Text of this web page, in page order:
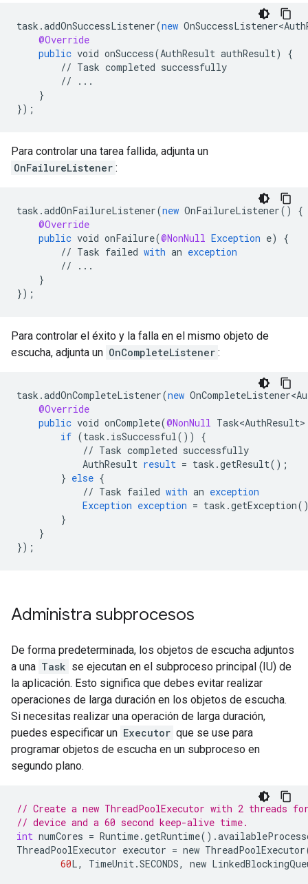
task .addOnSuccessListener(new
@Override
public void onSuccess(AuthResult authResult)
{
// Task completed successfully
//
...
}
});
Para controlar una tarea fallida, adjunta un
OnFailureListener :
task .addOnFailureListener(new OnFailureListener()
{
@Override
public void onFailure(@NonNull Exception e)
{
// Task failed with an exception
//
...
}
});
Para controlar el éxito y la falla en el mismo objeto de
escucha, adjunta un OnCompleteListener :
task .addOnCompleteListener(new
@Override
public void onComplete(@NonNull Task<AuthResult>
if (task . isSuccessful())
{
// Task completed successfully
AuthResult result = task .getResult();
} else {
// Task failed with an exception
Exception exception = task .getException
}
}
});
Administra subprocesos
De forma predeterminada, los objetos de escucha adjuntos
a una Task se ejecutan en el subproceso principal (IU) de
la aplicación. Esto significa que debes evitar realizar
operaciones de larga duración en los objetos de escucha.
Si necesitas realizar una operación de larga duración,
puedes especificar un Executor que se use para
programar objetos de escucha en un subproceso en
segundo plano.
// Create a new ThreadPoolExecutor with 2 threads
// device and a 60 second keep-alive time.
int numCores = Runtime.getRuntime().
ThreadPoolExecutor executor = new ThreadPoolExecutor
60L, TimeUnit.SECONDS, new